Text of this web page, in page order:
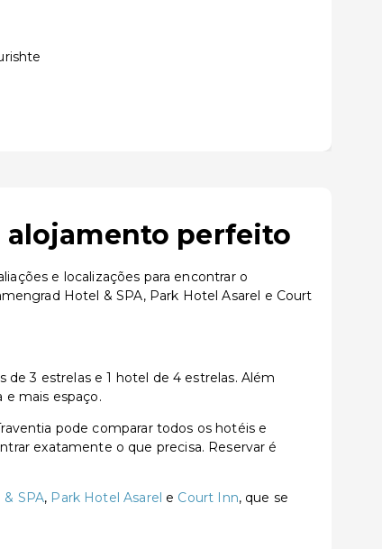
alojamento perfeito
e localizações para encontrar o
Hotel & SPA, Park Hotel Asarel e Court
3 estrelas e 1 hotel de 4 estrelas. Além
e mais espaço.
pode comparar todos os hotéis e
exatamente o que precisa. Reservar é
SPA, Park Hotel Asarel e Court Inn, que se